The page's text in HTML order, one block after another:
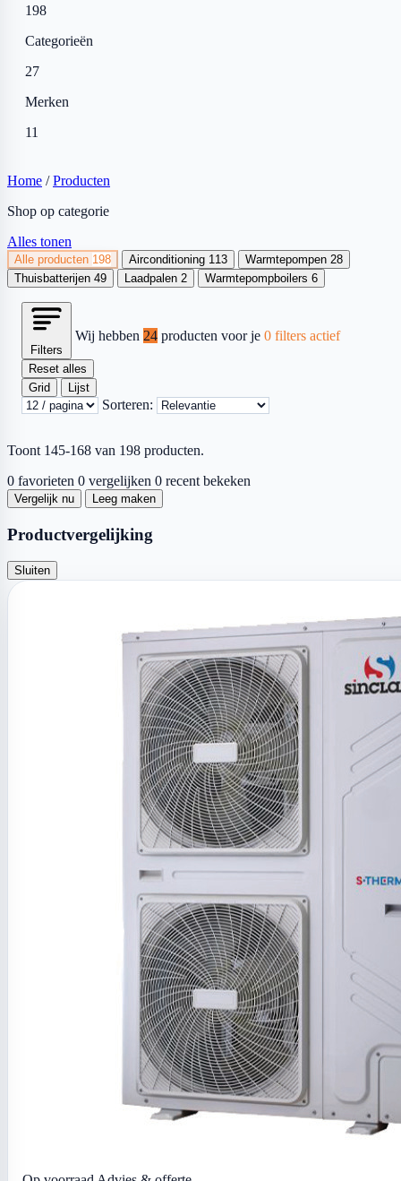
198
Categorieën
27
Merken
11
Home / Producten
Shop op categorie
Alles tonen
Alle producten 198 Airconditioning 113 Warmtepompen 28
Thuisbatterijen 49 Laadpalen 2 Warmtepompboilers 6
Filters
Wij hebben 24 producten voor je 0 filters actief
Reset alles
Grid
Lijst
Sorteren:
Toont 145-168 van 198 producten.
0 favorieten 0 vergelijken 0 recent bekeken
Vergelijk nu Leeg maken
Productvergelijking
Sluiten